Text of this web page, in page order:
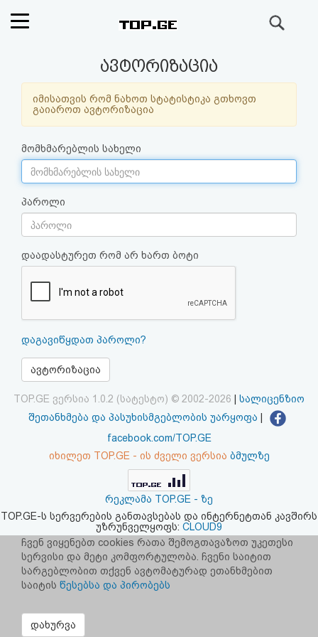
ფოსტა
კითხვა-
პასუხი
ავტორიზაცია
რეგისტრაცია
პაროლის
HTML
კოდი
შეთანხმება
პასუხისმგებლობის
უარყოფა
ავტორიზაცია
იმისათვის რომ ნახოთ სტატისტიკა გთხოვთ
გაიაროთ ავტორიზაცია
მომხმარებლის სახელი
პაროლი
დაადასტურეთ რომ არ ხართ ბოტი
დაგავიწყდათ პაროლი?
ავტორიზაცია
TOP.GE ვერსია 1.0.2 (სატესტო) © 2002-2026
სალიცენზიო
შეთანხმება და პასუხისმგებლობის უარყოფა
facebook.com/TOP.GE
იხილეთ TOP.GE - ის ძველი ვერსია ბმულზე
რეკლამა TOP.GE - ზე
TOP.GE-ს სერვერების განთავსებას და ინტერნეტთან კავშირს
უზრუნველყოფს: CLOUD9
ჩვენ ვიყენებთ cookies რათა შემოგთავაზოთ უკეთესი
სერვისი და მეტი კომფორტულობა. ჩვენი საიტით
სარგებლობით თქვენ ავტომატურად ეთანხმებით
საიტის წესებსა და პირობებს
დახურვა